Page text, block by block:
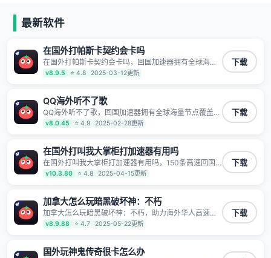
最新软件
在国外打帕斯卡契约会卡吗
在国外打帕斯卡契约会卡吗，回国加速器拥有全球海量
节点覆盖，运营商专线不卡顿超稳定，专为海外华人和
留学生打造，帮助海外华人免除地域限制，随时高速稳
v8.9.5 ⭐ 4.8 2025-03-12更新
下载
QQ海外听不了歌
QQ海外听不了歌，回国加速器拥有全球海量节点覆盖，
运营商专线不卡顿超稳定，专为海外华人和留学生打
造，帮助海外华人免除地域限制，随时高速稳定低延迟
v8.0.45 ⭐ 4.9 2025-02-28更新
下载
在国外打叫我大掌柜打加速器有用吗
在国外打叫我大掌柜打加速器有用吗，150条高速回国
线路 自有高速中转节点 无需注册 一键连接 提供高速线
路 应用内直达视频音乐app,快人一步 应用模式 App互不
时确保数据不泄露 阻止第三方对数据进行窃取和监听
v10.3.80 ⭐ 4.8 2025-04-15更新
下载
加拿大怎么玩暗黑破坏神：不朽
加拿大怎么玩暗黑破坏神：不朽，助力海外华人高速访
问国内网络，快速开启国内各直播平台,解决国内视频、
音乐卡顿问题；更能加速海量国服游戏，超低延迟稳定
v8.9.88 ⭐ 4.7 2025-05-22更新
下载
国外玩神鬼传奇很卡怎么办